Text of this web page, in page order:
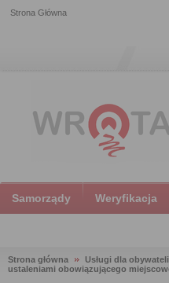
Strona Główna
Samorządy Weryfikacja
Strona główna Usługi dla obywateli
ustaleniami obowiązującego